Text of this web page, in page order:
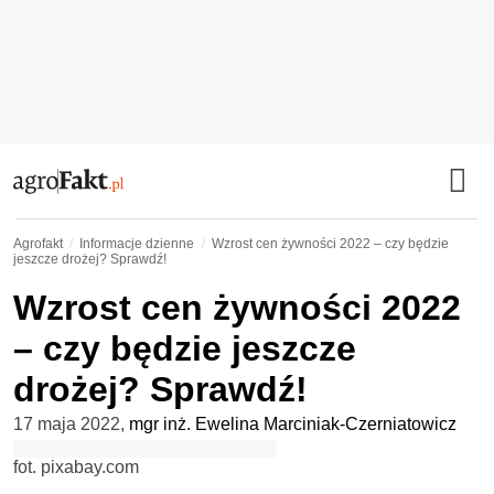
Agrofakt Informacje dzienne
Wzrost cen żywności 2022 – czy będzie
jeszcze drożej? Sprawdź!
Wzrost cen żywności 2022
– czy będzie jeszcze
drożej? Sprawdź!
17 maja 2022, mgr inż. Ewelina Marciniak-Czerniatowicz
fot. pixabay.com